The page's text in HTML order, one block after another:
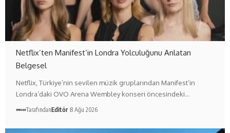
Netflix’ten Manifest’in Londra Yolculuğunu Anlatan
Belgesel
Netflix, Türkiye’nin sevilen müzik gruplarından Manifest’in
Londra’daki OVO Arena Wembley konseri öncesindeki…
TarafındanEditör 8 Ağu 2026